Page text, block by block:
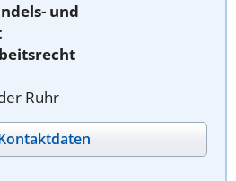
und
Ruhr